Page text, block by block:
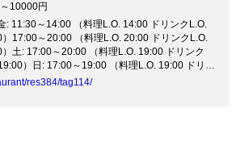
の天空のレストランでモダンイタリアンを愉しむ
の個室～4名様 貸切～150名様
10000円
: 11:30～14:00 （料理L.O. 14:00 ドリンクL.O.
）17:00～20:00 （料理L.O. 20:00 ドリンクL.O.
）土: 17:00～20:00 （料理L.O. 19:00 ドリンク
）日: 17:00～19:00 （料理L.O. 19:00 ドリン
19:00）祝日: 15:00～20:00 （料理L.O. 20:00 ド
res384/tag114/